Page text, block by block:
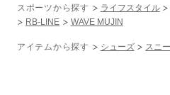
スポーツから探す ライフスタイル
RB-LINE
WAVE MUJIN
アイテムから探す シューズ スニ